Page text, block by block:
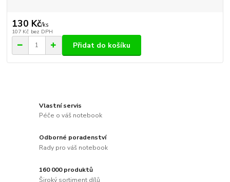
130 Kč/ks
107 Kč bez DPH
Přidat do košíku
Vlastní servis
Péče o váš notebook
Odborné poradenství
Rady pro váš notebook
160 000 produktů
Široký sortiment dílů